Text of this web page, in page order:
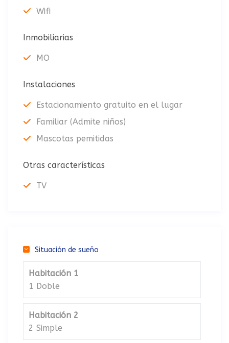
Wifi
Inmobiliarias
MO
Instalaciones
Estacionamiento gratuito en el lugar
Familiar (Admite niños)
Mascotas pemitidas
Otras características
TV
Situación de sueño
Habitación 1
1 Doble
Habitación 2
2 Simple